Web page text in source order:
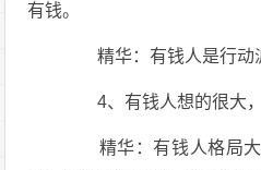
有钱。
精华：有钱人是行动
4、有钱人想的很大，
精华：有钱人格局大